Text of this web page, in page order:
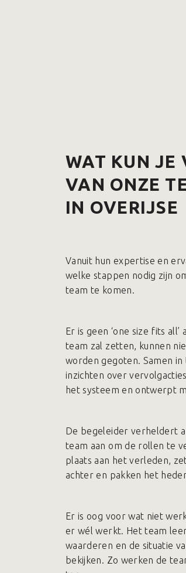
WAT KUN JE
VAN ONZE
IN OVERIJSE
Vanuit hun expertise en
welke stappen nodig zijn
team te komen.
Er is geen ‘one size fits
team zal zetten, kunnen
worden gegoten. Samen
inzichten over
het systeem en ontwerpt
De begeleider verheldert
team aan om de rollen te
plaats aan het verleden,
achter en pakken het
Er is oog voor wat niet
er wél werkt. Het team
waarderen en de situatie
bekijken. Zo werken de